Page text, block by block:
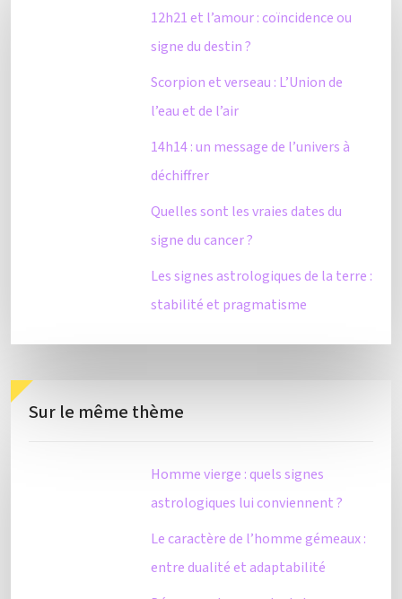
12h21 et l’amour : coïncidence ou
signe du destin ?
Scorpion et verseau : L’Union de
l’eau et de l’air
14h14 : un message de l’univers à
déchiffrer
Quelles sont les vraies dates du
signe du cancer ?
Les signes astrologiques de la terre :
stabilité et pragmatisme
Sur le même thème
Homme vierge : quels signes
astrologiques lui conviennent ?
Le caractère de l’homme gémeaux :
entre dualité et adaptabilité